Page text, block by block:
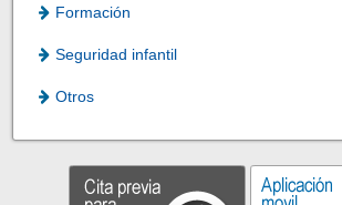
Formación
Seguridad infantil
Otros